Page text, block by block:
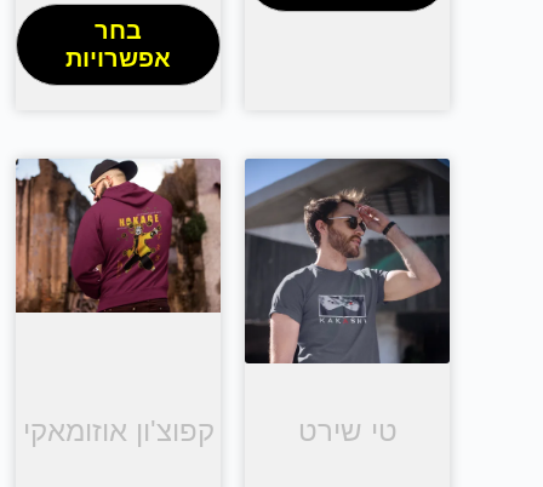
בחר
אפשרויות
טי שירט קפוצ'ון אוזומאקי